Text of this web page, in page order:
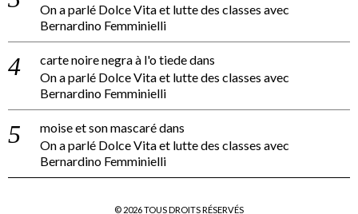
On a parlé Dolce Vita et lutte des classes avec
Bernardino Femminielli
carte noire negra à l'o tiededans
On a parlé Dolce Vita et lutte des classes avec
Bernardino Femminielli
moise et son mascarédans
On a parlé Dolce Vita et lutte des classes avec
Bernardino Femminielli
© 2026TOUS DROITS RÉSERVÉS